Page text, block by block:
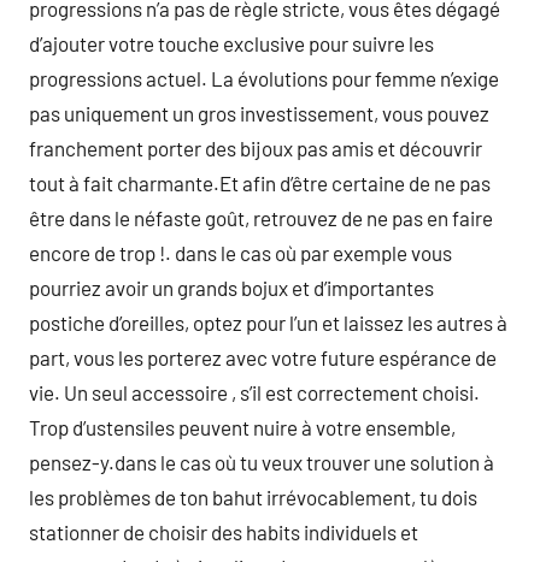
progressions n’a pas de règle stricte, vous êtes dégagé
d’ajouter votre touche exclusive pour suivre les
progressions actuel. La évolutions pour femme n’exige
pas uniquement un gros investissement, vous pouvez
franchement porter des bijoux pas amis et découvrir
tout à fait charmante.Et afin d’être certaine de ne pas
être dans le néfaste goût, retrouvez de ne pas en faire
encore de trop !. dans le cas où par exemple vous
pourriez avoir un grands bojux et d’importantes
postiche d’oreilles, optez pour l’un et laissez les autres à
part, vous les porterez avec votre future espérance de
vie. Un seul accessoire , s’il est correctement choisi.
Trop d’ustensiles peuvent nuire à votre ensemble,
pensez-y.dans le cas où tu veux trouver une solution à
les problèmes de ton bahut irrévocablement, tu dois
stationner de choisir des habits individuels et